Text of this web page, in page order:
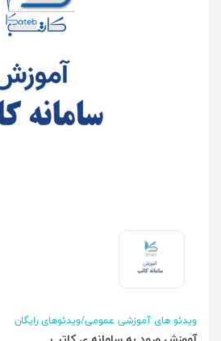
ویدئو های آموزشی عمومی/ویدئوهای رایگان